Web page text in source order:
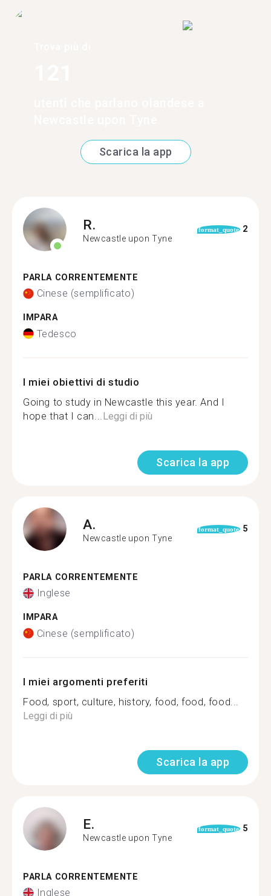
Scarica la app
R.
Newcastle upon Tyne
format_quote 2
PARLA CORRENTEMENTE
Cinese (semplificato)
IMPARA
Tedesco
I miei obiettivi di studio
Going to study in Newcastle this year. And I
hope that I can... Leggi di più
Scarica la app
A.
Newcastle upon Tyne
format_quote 5
PARLA CORRENTEMENTE
Inglese
IMPARA
Cinese (semplificato)
I miei argomenti preferiti
Food, sport, culture, history, food, food, food...
Leggi di più
Scarica la app
E.
Newcastle upon Tyne
format_quote 5
PARLA CORRENTEMENTE
Inglese